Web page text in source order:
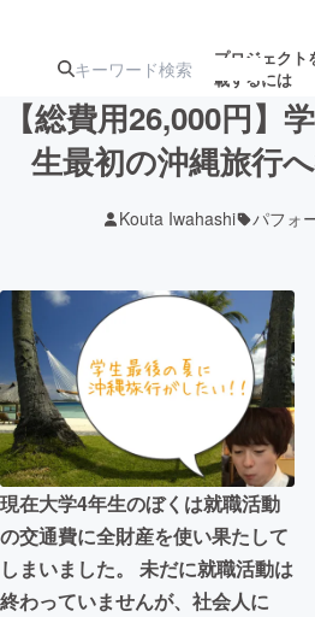
プロジェクト
載するには
ターン
ジェクト
ロ
アート・写真
テクノロジー・ガジェット
映像・映画
ビジネス・起業
まちづくり・地域活性化
【総費用26,000円】
生最初の沖縄旅行
Kouta Iwahashi パフォ
現在大学4年生のぼくは就職活動
の交通費に全財産を使い果たして
しまいました。 未だに就職活動は
終わっていませんが、社会人に